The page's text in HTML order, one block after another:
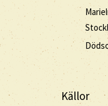
Källor